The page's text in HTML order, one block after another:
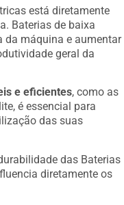
está diretamente
Baterias de baixa
da máquina e aumentar
geral da
e eficientes, como as
é essencial para
das suas
das Baterias
diretamente os